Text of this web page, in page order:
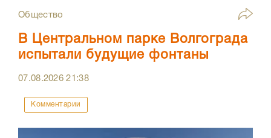
Общество
В Центральном парке Волгограда
испытали будущие фонтаны
07.08.202621:38
Комментарии